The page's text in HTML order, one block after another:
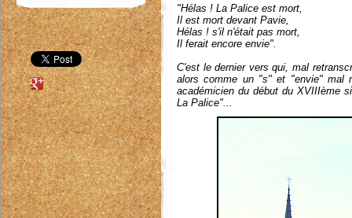
"Hélas ! La Palice est mort,
Il est mort devant Pavie,
Hélas ! s'il n'était pas mort,
Il ferait encore envie".
C'est le dernier vers qui, mal
alors comme un "s" et "envie" mal
académicien du début du XVIIIème
La Palice"...